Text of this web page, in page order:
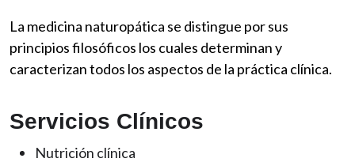
La medicina naturopática se distingue por sus
principios filosóficos los cuales determinan y
caracterizan todos los aspectos de la práctica clínica.
Servicios Clínicos
Nutrición clínica